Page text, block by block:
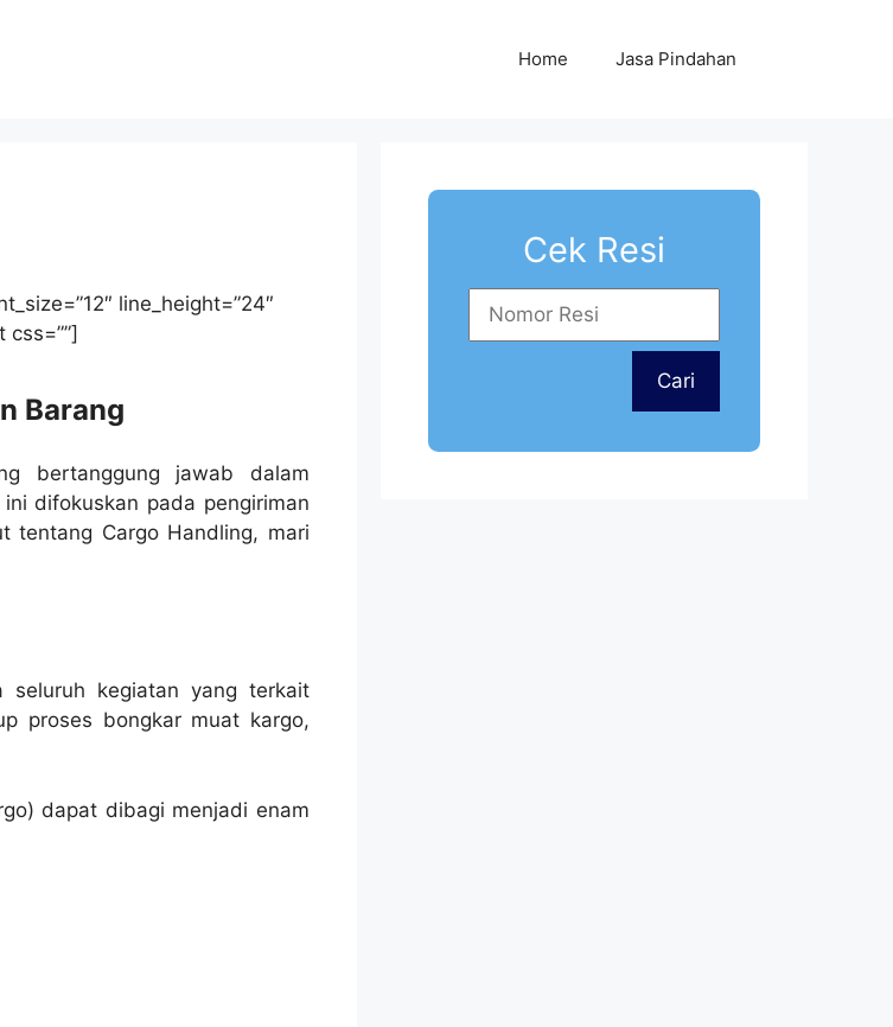
Home Jasa Pindahan
line_height=”24″
Barang
bertanggung jawab dalam
difokuskan pada pengiriman
tentang Cargo Handling, mari
seluruh kegiatan yang terkait
proses bongkar muat kargo,
dapat dibagi menjadi enam
Cek Resi
Cari